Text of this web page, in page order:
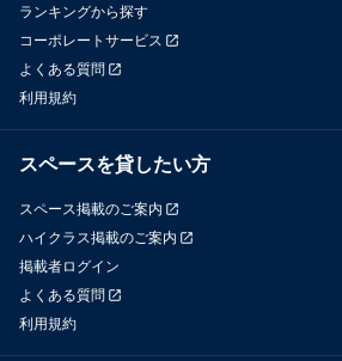
ランキングから探す
コーポレートサービス
よくある質問
利用規約
スペースを貸したい方
スペース掲載のご案内
ハイクラス掲載のご案内
掲載者ログイン
よくある質問
利用規約